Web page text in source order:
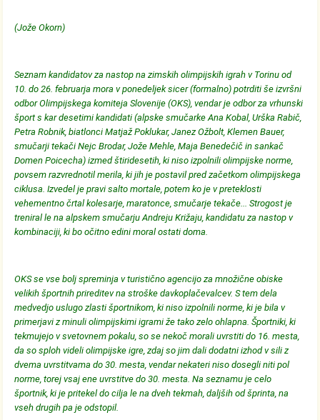
(Jože Okorn)
Seznam kandidatov za nastop na zimskih olimpijskih igrah v Torinu od
10. do 26. februarja mora v ponedeljek sicer (formalno) potrditi še izvršni
odbor Olimpijskega komiteja Slovenije (OKS), vendar je odbor za vrhunski
šport s kar desetimi kandidati (alpske smučarke Ana Kobal, Urška Rabič,
Petra Robnik, biatlonci Matjaž Poklukar, Janez Ožbolt, Klemen Bauer,
smučarji tekači Nejc Brodar, Jože Mehle, Maja Benedečič in sankač
Domen Poicecha) izmed štiridesetih, ki niso izpolnili olimpijske norme,
povsem razvrednotil merila, ki jih je postavil pred začetkom olimpijskega
ciklusa. Izvedel je pravi salto mortale, potem ko je v preteklosti
vehementno črtal kolesarje, maratonce, smučarje tekače... Strogost je
treniral le na alpskem smučarju Andreju Križaju, kandidatu za nastop v
kombinaciji, ki bo očitno edini moral ostati doma.
OKS se vse bolj spreminja v turistično agencijo za množične obiske
velikih športnih prireditev na stroške davkoplačevalcev. S tem dela
medvedjo uslugo zlasti športnikom, ki niso izpolnili norme, ki je bila v
primerjavi z minuli olimpijskimi igrami že tako zelo ohlapna. Športniki, ki
tekmujejo v svetovnem pokalu, so se nekoč morali uvrstiti do 16. mesta,
da so sploh videli olimpijske igre, zdaj so jim dali dodatni izhod v sili z
dvema uvrstitvama do 30. mesta, vendar nekateri niso dosegli niti pol
norme, torej vsaj ene uvrstitve do 30. mesta. Na seznamu je celo
športnik, ki je pritekel do cilja le na dveh tekmah, daljših od šprinta, na
vseh drugih pa je odstopil.